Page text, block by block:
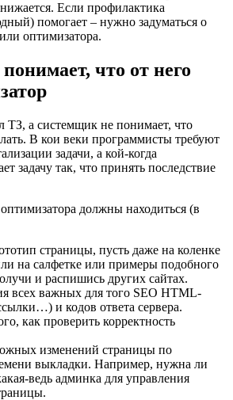
Если профилактика
помогает – нужно задуматься о
оптимизатора.
что от него
ТЗ, а системщик не понимает, что
В кои веки программисты требуют
задачи, а кой-когда
задачу так, что принять последствие
должны находиться (в
страницы, пусть даже на коленке
на салфетке или примеры подобного
и распишись других сайтах.
всех важных для того SEO HTML-
и кодов ответа сервера.
как проверить корректность
изменений страницы по
выкладки. Например, нужна ли
ведь админка для управления